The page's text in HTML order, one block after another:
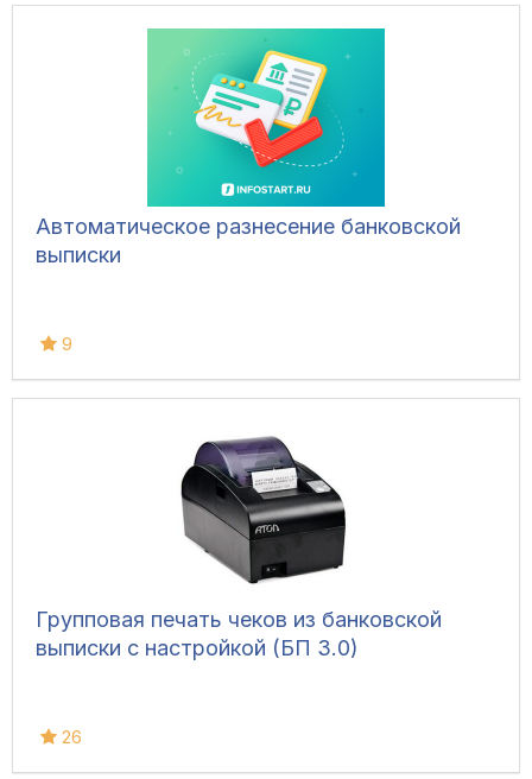
Автоматическое разнесение банковской
выписки
9
Групповая печать чеков из банковской
выписки с настройкой (БП 3.0)
26